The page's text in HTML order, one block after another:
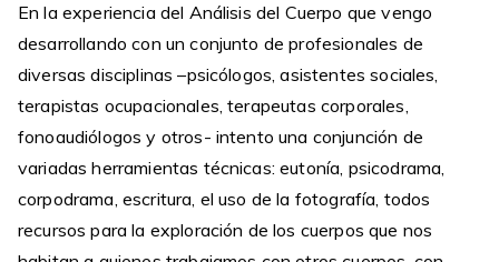
En la experiencia del Análisis del Cuerpo que vengo
desarrollando con un conjunto de profesionales de
diversas disciplinas –psicólogos, asistentes sociales,
terapistas ocupacionales, terapeutas corporales,
fonoaudiólogos y otros- intento una conjunción de
variadas herramientas técnicas: eutonía, psicodrama,
corpodrama, escritura, el uso de la fotografía, todos
recursos para la exploración de los cuerpos que nos